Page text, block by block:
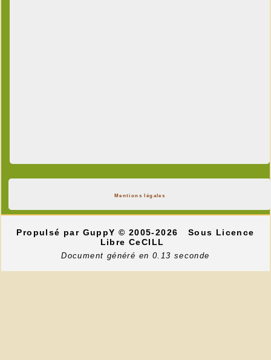
Mentions légales
Propulsé par GuppY© 2005-2026
Sous Licence
Libre CeCILL
Document généré en 0.13 seconde